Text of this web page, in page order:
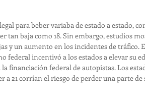
para beber variaba de estado a estado,
tan baja como 18. Sin embargo, estudios
y un aumento en los incidentes de tráfico.
federal incentivó a los estados a elevar su
financiación federal de autopistas. Los
a 21 corrían el riesgo de perder una parte